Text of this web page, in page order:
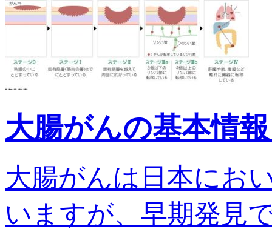
大腸がんの基本情
大腸がんは日本にお
いますが、早期発見